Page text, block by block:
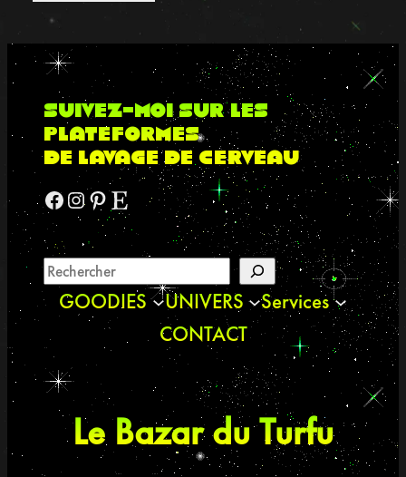
suivez-moi sur les
plateformes
de lavage de cerveau
Facebook Instagram Pinterest Etsy
GOODIES UNIVERS
Services
CONTACT
Le Bazar du Turfu